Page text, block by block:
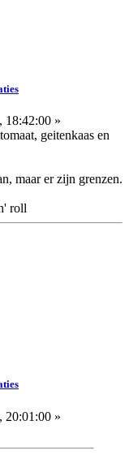
18:42:00 »
geitenkaas en
maar er zijn grenzen.
roll
20:01:00 »